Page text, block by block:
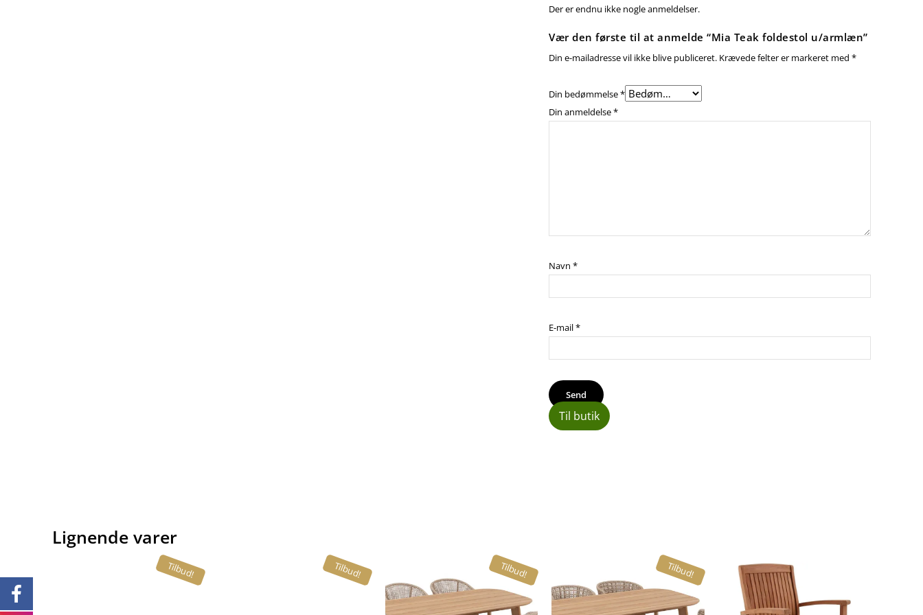
Der er endnu ikke nogle anmeldelser.
Vær den første til at anmelde “Mia Teak foldestol u/armlæn”
Din e-mailadresse vil ikke blive publiceret. Krævede felter er markeret med*
Din bedømmelse*
Din anmeldelse*
Navn*
E-mail*
Til butik
Lignende varer
Tilbud! Tilbud! Tilbud! Tilbud!